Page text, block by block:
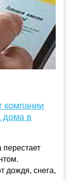
компании
дома в
дождя, снега,